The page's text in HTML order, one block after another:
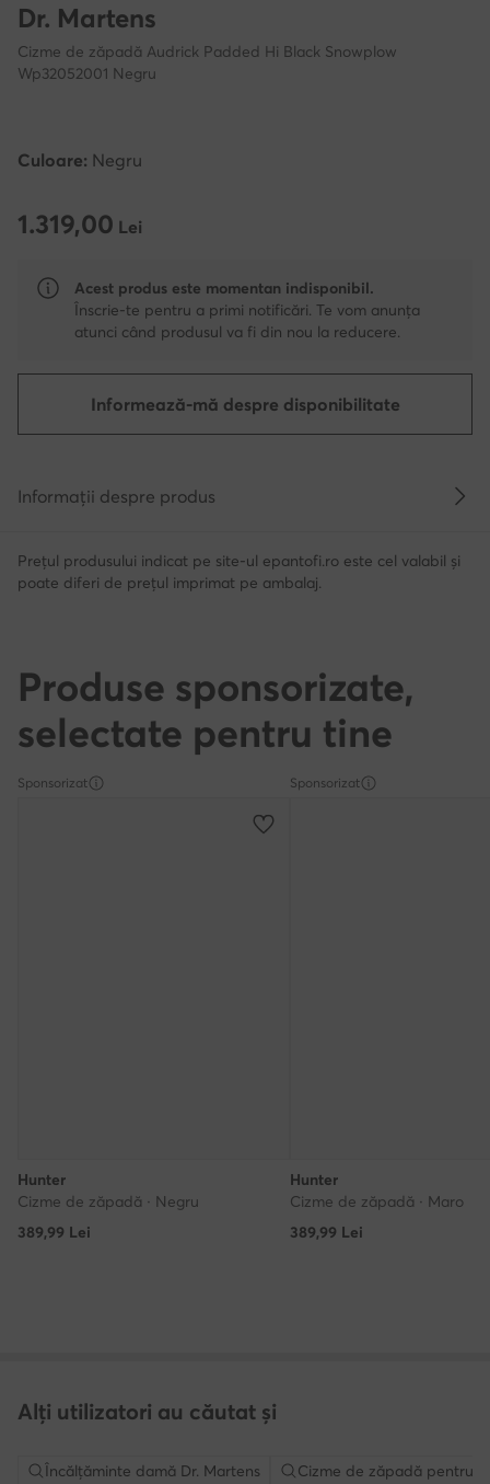
Dr. Martens
Cizme de zăpadă Audrick Padded Hi Black Snowplow
Wp32052001 Negru
Culoare: Negru
1.319,00 Lei
1.319,00 Lei
Acest produs este momentan indisponibil.
Înscrie-te pentru a primi notificări. Te vom anunța
atunci când produsul va fi din nou la reducere.
Informează-mă despre disponibilitate
Informații despre produs
Prețul produsului indicat pe site-ul epantofi.ro este cel valabil și
poate diferi de prețul imprimat pe ambalaj.
Produse sponsorizate,
selectate pentru tine
Sponsorizat
Hunter
Cizme de zăpadă · Negru
389,99 Lei
Sponsorizat
Hunter
Cizme de zăpadă · Maro
389,99 Lei
Alți utilizatori au căutat și
Încălțăminte damă Dr. Martens Cizme de zăpadă pentru